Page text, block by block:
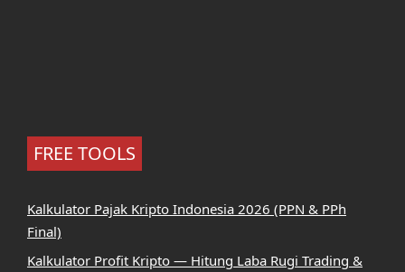
FREE TOOLS
Kalkulator Pajak Kripto Indonesia 2026 (PPN & PPh
Final)
Kalkulator Profit Kripto — Hitung Laba Rugi Trading &